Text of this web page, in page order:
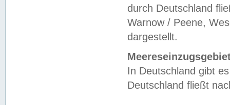
durch Deutschland
Warnow / Peene,
dargestellt.
In Deutschland gibt
Deutschland fließt